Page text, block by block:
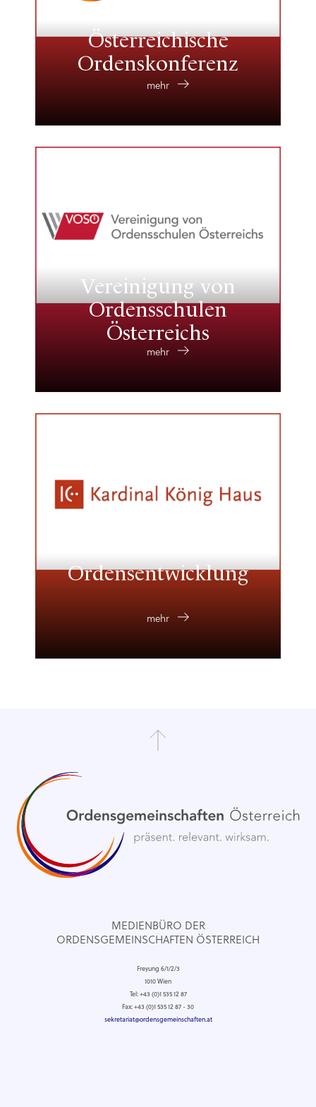
Österreichische
Ordenskonferenz
mehr
Vereinigung von
Ordensschulen
Österreichs
mehr
Ordensentwicklung
mehr
MEDIENBÜRO DER
ORDENSGEMEINSCHAFTEN ÖSTERREICH
Freyung 6/1/2/3
1010 Wien
Tel: +43 (0)1 535 12 87
Fax: +43 (0)1 535 12 87 - 30
sekretariat@ordensgemeinschaften.at